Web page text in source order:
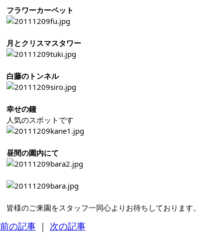
フラワーカーペット
月とクリスマスタワー
白藤のトンネル
幸せの鐘
人気のスポットです
昼間の園内にて
皆様のご来園をスタッフ一同心よりお待ちしております。
前の記事 ｜ 次の記事